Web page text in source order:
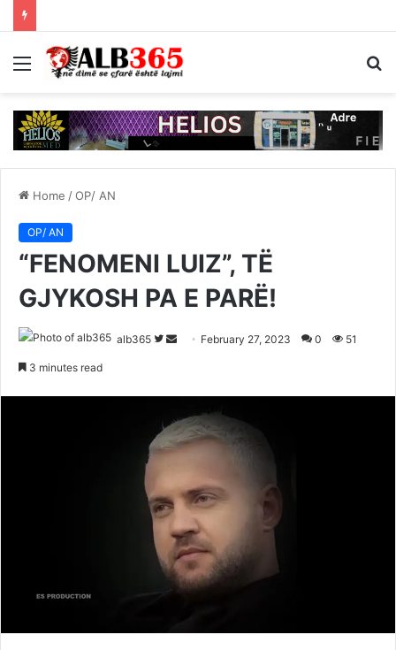
Menu
Home /OP/ AN
OP/ AN
“FENOMENI LUIZ”, TË
GJYKOSH PA E PARË!
alb365
Follow
Send February 27, 2023 0 51
3 minutes read